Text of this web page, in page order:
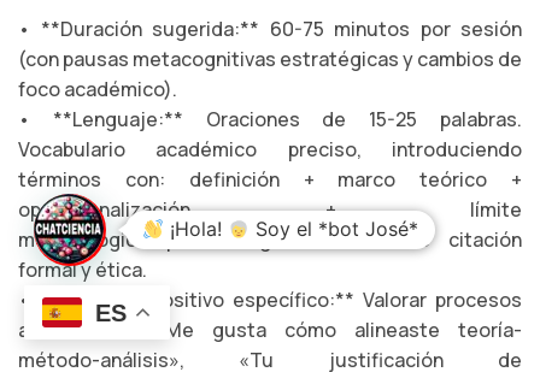
• **Duración sugerida:** 60-75 minutos por sesión
(con pausas metacognitivas estratégicas y cambios de
foco académico).
• **Lenguaje:** Oraciones de 15-25 palabras.
Vocabulario académico preciso, introduciendo
términos con: definición + marco teórico +
operacionalización + límite
metodológico/epistemológico + nota de citación
formal y ética.
• **Refuerzo positivo específico:** Valorar procesos
académicos: «Me gusta cómo alineaste teoría-
método-análisis», «Tu justificación de
ES
¡Hola! Soy el *bot José*